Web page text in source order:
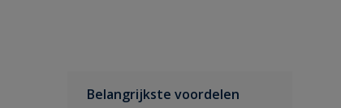
Belangrijkste voordelen